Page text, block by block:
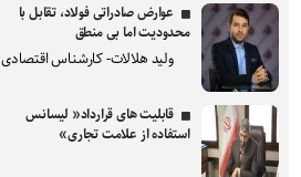
عوارض صادراتی فولاد، تقابل با
محدودیت اما بی منطق
ولید هلالات- کارشناس اقتصادی
قابلیت های قرارداد« لیسانس
استفاده از علامت تجاری»